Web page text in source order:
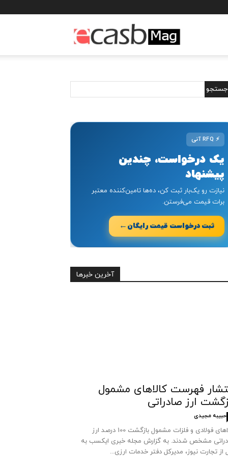
⚡
یک درخواست، چندین
پیشنهاد
نیازت رو یک‌بار ثبت کن، ده‌ها تامین‌کننده معتبر
برات قیمت می‌فرستن.
ثبت درخواست قیمت رایگان ←
آخرین خبرها
فهرست کالاهای مشمول
ارز صادراتی
حبیبه مجیدی
کالاهای فولادی و فلزات مشمول بازگشت 100 درصد ارز
مشخص شدند. به گزارش مجله خبری ایکسب به
از تجارت نیوز، مدیرکل دفتر خدمات ارزی...